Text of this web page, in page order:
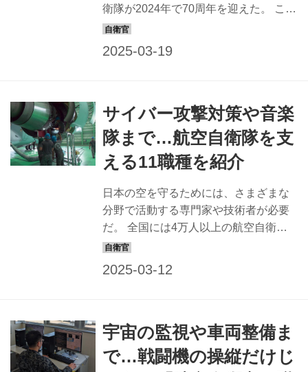
衛隊が2024年で70周年を迎えた。 これ
からの日本を取り巻く世界の安全保障
活動はどのように進化していくのだろ
うか？ 航空軍事記者の関賢太郎氏、元
航空幕僚長の井筒俊司氏の2人に話を伺
った。 転換点を経て進化。今後に注目
氏】 1981年生まれ。航空軍事評論家・
写真家。軍事・航空専門誌などで活躍
中。著書に『戦闘機の秘密』（PHP研
究所）ほか多数 「航空自...
サイバー攻撃対策や音楽
隊まで…航空自衛隊を支
える11職種を紹介
日本の空を守るためには、さまざまな
分野で活動する専門家や技術者が必要
だ。 全国には4万人以上の航空自衛官
が約60種の職種に分かれて活躍してい
からデータ通信、情報システムのサイ
バー防護も行う 【宮田容平空曹長】 土
佐清水通信隊総括班・サイバー運用係
宇宙の監視や車両整備ま
で…戦闘機の操縦だけじ